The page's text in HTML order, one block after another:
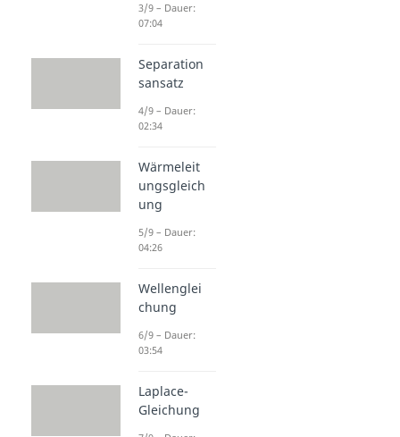
3/9 – Dauer:
07:04
Separation
sansatz
4/9 – Dauer:
02:34
Wärmeleit
ungsgleich
ung
5/9 – Dauer:
04:26
Wellenglei
chung
6/9 – Dauer:
03:54
Laplace-
Gleichung